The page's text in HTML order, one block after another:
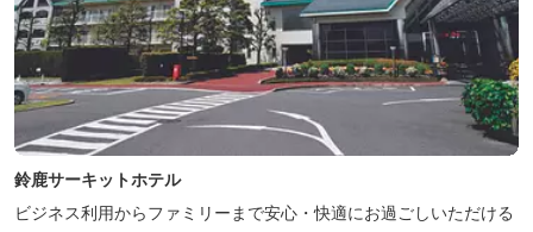
鈴鹿サーキットホテル
ビジネス利用からファミリーまで安心・快適にお過ごしいただける